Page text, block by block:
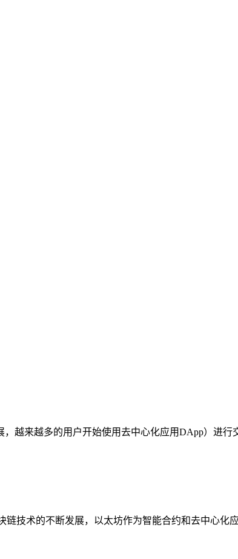
越来越多的用户开始使用去中心化应用DApp）进行
技术的不断发展，以太坊作为智能合约和去中心化